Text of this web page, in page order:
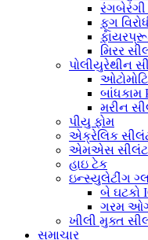
રંગબેરંગી
ફૂગ
મિરર
પોલીયુરેથીન
બાંધકામ
મરીન
પીયુ ફોમ
એક્રેલિક
એમએસ સીલંટ
હાઇ ટેક
ઇન્સ્યુલેટીંગ
બે ઘટકો
ગરમ
ખીલી મુક્ત
સમાચાર